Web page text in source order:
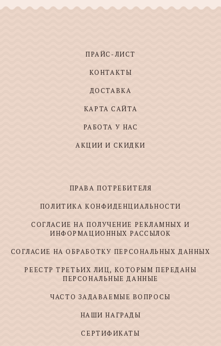
ПРАЙС-ЛИСТ
КОНТАКТЫ
ДОСТАВКА
КАРТА САЙТА
РАБОТА У НАС
АКЦИИ И СКИДКИ
ПРАВА ПОТРЕБИТЕЛЯ
ПОЛИТИКА КОНФИДЕНЦИАЛЬНОСТИ
СОГЛАСИЕ НА ПОЛУЧЕНИЕ РЕКЛАМНЫХ И
ИНФОРМАЦИОННЫХ РАССЫЛОК
СОГЛАСИЕ НА ОБРАБОТКУ ПЕРСОНАЛЬНЫХ ДАННЫХ
РЕЕСТР ТРЕТЬИХ ЛИЦ, КОТОРЫМ ПЕРЕДАНЫ
ПЕРСОНАЛЬНЫЕ ДАННЫЕ
ЧАСТО ЗАДАВАЕМЫЕ ВОПРОСЫ
НАШИ НАГРАДЫ
СЕРТИФИКАТЫ